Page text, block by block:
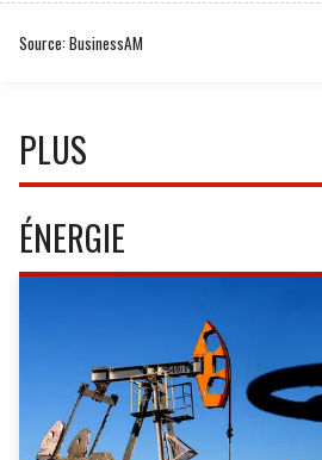
Source: BusinessAM
PLUS
ÉNERGIE